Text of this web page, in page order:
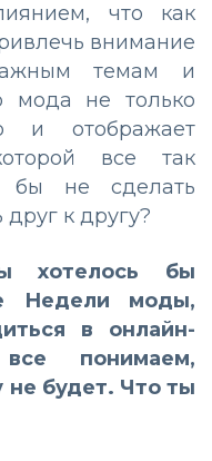
что как
внимание
темам и
мода не только
и отображает
все так
бы не сделать
к другу?
хотелось бы
Недели моды,
в онлайн-
понимаем,
не будет. Что ты